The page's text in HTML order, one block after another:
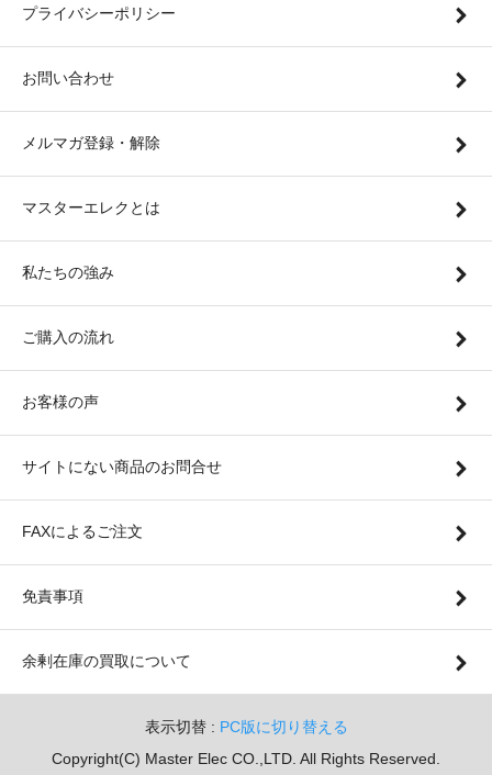
プライバシーポリシー
お問い合わせ
メルマガ登録・解除
マスターエレクとは
私たちの強み
ご購入の流れ
お客様の声
サイトにない商品のお問合せ
FAXによるご注文
免責事項
余剰在庫の買取について
表示切替 : PC版に切り替える
Copyright(C) Master Elec CO.,LTD. All Rights Reserved.